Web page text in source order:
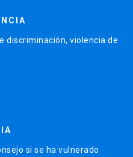
discriminación, violencia de
si se ha vulnerado